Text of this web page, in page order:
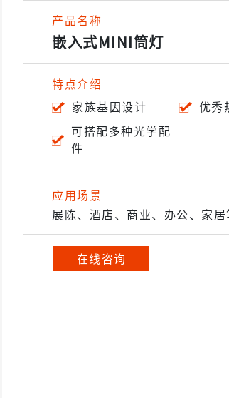
产品名称
嵌入式MINI筒灯
特点介绍
家族基因设计
优秀
可搭配多种光学配
件
应用场景
展陈、酒店、商业、办公、家居
在线咨询